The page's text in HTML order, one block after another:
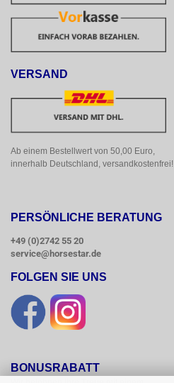
VERSAND
Ab einem Bestellwert von 50,00 Euro,
innerhalb Deutschland, versandkostenfrei!
PERSÖNLICHE BERATUNG
+49 (0)2742 55 20
service@horsestar.de
FOLGEN SIE UNS
BONUSRABATT